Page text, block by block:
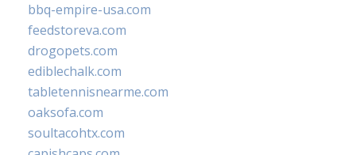
bbq-empire-usa.com
feedstoreva.com
drogopets.com
ediblechalk.com
tabletennisnearme.com
oaksofa.com
soultacohtx.com